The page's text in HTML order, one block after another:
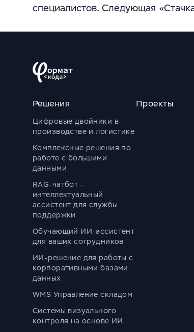
специалистов. Следующая
Решения
Цифровые двойники в
производстве и логистике
Комплексные решения по
работе с большими
данными
RAG-чатбот –
интеллектуальный
ассистент для службы
поддержки
Обучающий ИИ-ассистент
для ваших сотрудников
ИИ-решение для работы с
корпоративными базами
данных
WMS Управление складом
Системы визуального
контроля на основе ИИ
Проекты